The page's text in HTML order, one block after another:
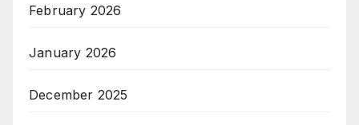
February 2026
January 2026
December 2025